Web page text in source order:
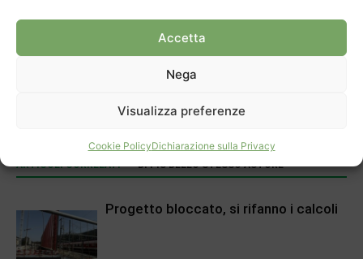
Accetta
Nega
Visualizza preferenze
Cookie PolicyDichiarazione sulla Privacy
Atteso lunedì il legislativo
ARTICOLI CORRELATI DI PIÙ DELLO STESSO AUTORE
Progetto bloccato, si rifanno i calcoli